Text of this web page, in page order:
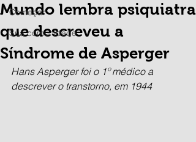
Começar
Sua comunidade
Mundo lembra psiquiatra
que descreveu a
Síndrome de Asperger
Hans Asperger foi o 1º médico a
descrever o transtorno, em 1944